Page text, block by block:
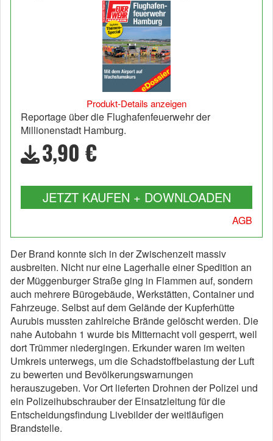
Produkt-Details anzeigen
Reportage über die Flughafenfeuerwehr der
Millionenstadt Hamburg.
3,90 €
JETZT KAUFEN + DOWNLOADEN
AGB
Der Brand konnte sich in der Zwischenzeit massiv
ausbreiten. Nicht nur eine Lagerhalle einer Spedition an
der Müggenburger Straße ging in Flammen auf, sondern
auch mehrere Bürogebäude, Werkstätten, Container und
Fahrzeuge. Selbst auf dem Gelände der Kupferhütte
Aurubis mussten zahlreiche Brände gelöscht werden. Die
nahe Autobahn 1 wurde bis Mitternacht voll gesperrt, weil
dort Trümmer niedergingen. Erkunder waren im weiten
Umkreis unterwegs, um die Schadstoffbelastung der Luft
zu bewerten und Bevölkerungswarnungen
herauszugeben. Vor Ort lieferten Drohnen der Polizei und
ein Polizeihubschrauber der Einsatzleitung für die
Entscheidungsfindung Livebilder der weitläufigen
Brandstelle.